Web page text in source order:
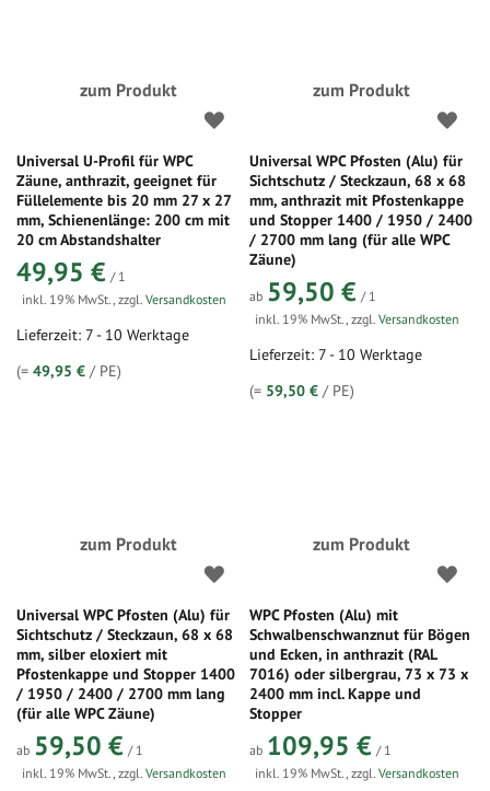
zum Produkt
Universal U-Profil für WPC
Zäune, anthrazit, geeignet für
Füllelemente bis 20 mm 27 x 27
mm, Schienenlänge: 200 cm mit
20 cm Abstandshalter
49,95 € / 1
inkl. 19% MwSt., zzgl. Versandkosten
Lieferzeit: 7 - 10 Werktage
(= 49,95 € / PE)
zum Produkt
Universal WPC Pfosten (Alu) für
Sichtschutz / Steckzaun, 68 x 68
mm, anthrazit mit Pfostenkappe
und Stopper 1400 / 1950 / 2400
/ 2700 mm lang (für alle WPC
Zäune)
ab 59,50 € / 1
inkl. 19% MwSt.,zzgl.Versandkosten
Lieferzeit: 7 - 10 Werktage
(= 59,50 € / PE)
zum Produkt
Universal WPC Pfosten (Alu) für
Sichtschutz / Steckzaun, 68 x 68
mm, silber eloxiert mit
Pfostenkappe und Stopper 1400
/ 1950 / 2400 / 2700 mm lang
(für alle WPC Zäune)
ab 59,50 € / 1
inkl. 19% MwSt., zzgl. Versandkosten
zum Produkt
WPC Pfosten (Alu) mit
Schwalbenschwanznut für Bögen
und Ecken, in anthrazit (RAL
7016) oder silbergrau, 73 x 73 x
2400 mm incl. Kappe und
Stopper
ab 109,95 € / 1
inkl. 19% MwSt.,zzgl.Versandkosten